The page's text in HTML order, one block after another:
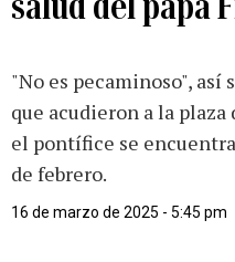
"No es pecaminoso", así
que acudieron a la
el pontífice se
de febrero.
16 de marzo de 2025 - 5:45 pm